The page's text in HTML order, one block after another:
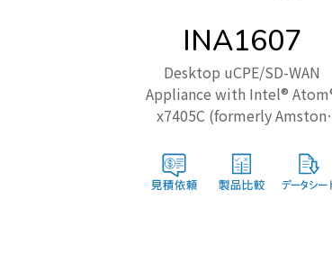
INA1607
Desktop uCPE/SD-WAN
Appliance with Intel®
x7405C (formerly Amston